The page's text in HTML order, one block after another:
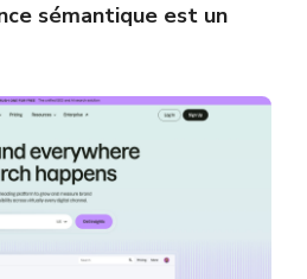
sémantique est un